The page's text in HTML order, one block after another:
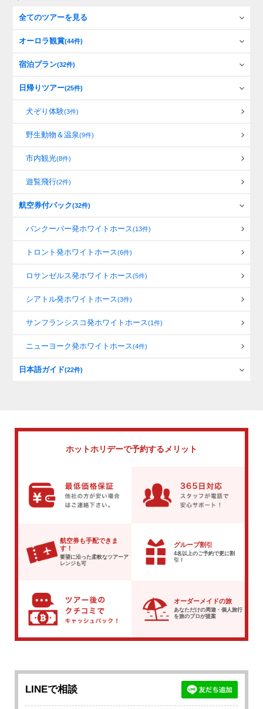
全てのツアーを見る
オーロラ観賞(44件)
宿泊プラン(32件)
日帰りツアー(25件)
犬ぞり体験(3件)
野生動物＆温泉(9件)
市内観光(8件)
遊覧飛行(2件)
航空券付パック(32件)
バンクーバー発ホワイトホース(13件)
トロント発ホワイトホース(6件)
ロサンゼルス発ホワイトホース(5件)
シアトル発ホワイトホース(3件)
サンフランシスコ発ホワイトホース(1件)
ニューヨーク発ホワイトホース(4件)
日本語ガイド(22件)
ホットホリデーで予約するメリット
航空券も手配できま
す！
要望に沿った柔軟なツアーア
レンジも可
グループ割引
4名以上のご予約で更に割
引！
オーダーメイドの旅
あなただけの周遊・個人旅行
を旅のプロが提案
LINEで相談